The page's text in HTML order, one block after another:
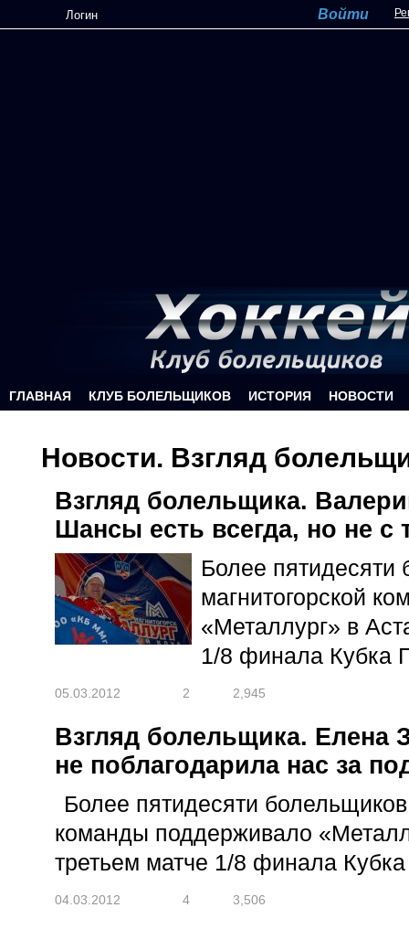
Перейти к основному содержанию
ГЛАВНАЯ КЛУБ БОЛЕЛЬЩИКОВ ИСТОРИЯ НОВОСТИ
Новости. Взгляд
Взгляд болельщика.
Шансы есть всегда, но не с
Более пятидесяти
магнитогорской
«Металлург» в
1/8 финала Кубка
05.03.2012 2 2,945
Взгляд болельщика. Елена
не поблагодарила нас за
Более пятидесяти болельщиков
команды поддерживало
третьем матче 1/8 финала Кубка
04.03.2012 4 3,506